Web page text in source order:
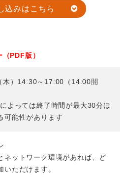
込みはこちら
PDF版）
木）14:30～17:00（14:00開
よっては終了時間が最大30分ほ
可能性があります
ネットワーク環境があれば、ど
いただけます。